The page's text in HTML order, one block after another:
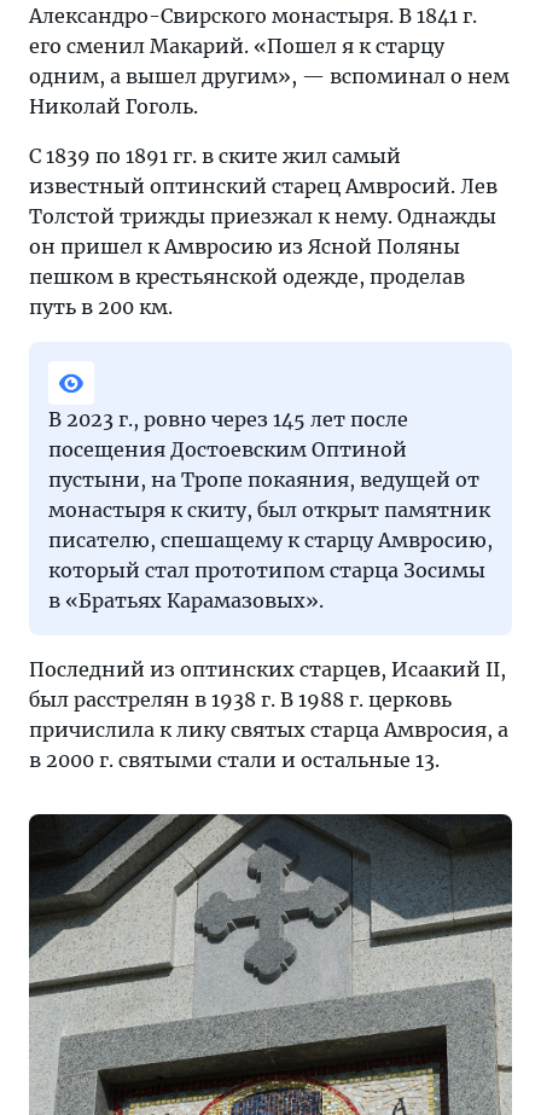
Александро-Свирского монастыря. В 1841 г.
его сменил Макарий. «Пошел я к старцу
одним, а вышел другим», — вспоминал о нем
Николай Гоголь.
С 1839 по 1891 гг. в ските жил самый
известный оптинский старец Амвросий. Лев
Толстой трижды приезжал к нему. Однажды
он пришел к Амвросию из Ясной Поляны
пешком в крестьянской одежде, проделав
путь в 200 км.
В 2023 г., ровно через 145 лет после
посещения Достоевским Оптиной
пустыни, на Тропе покаяния, ведущей от
монастыря к скиту, был открыт памятник
писателю, спешащему к старцу Амвросию,
который стал прототипом старца Зосимы
в «Братьях Карамазовых».
Последний из оптинских старцев, Исаакий II,
был расстрелян в 1938 г. В 1988 г. церковь
причислила к лику святых старца Амвросия, а
в 2000 г. святыми стали и остальные 13.